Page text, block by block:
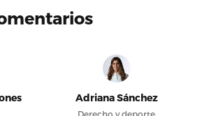
Adriana Sánchez
Derecho y deporte